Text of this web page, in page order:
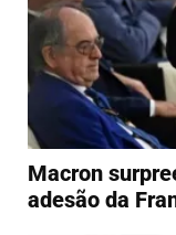
Macron
adesão da